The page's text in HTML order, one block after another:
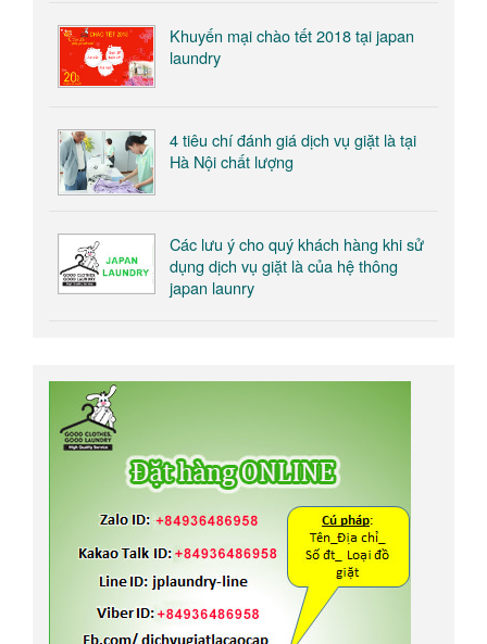
Khuyến mại chào tết 2018 tại japan
laundry
4 tiêu chí đánh giá dịch vụ giặt là tại
Hà Nội chất lượng
Các lưu ý cho quý khách hàng khi sử
dụng dịch vụ giặt là của hệ thông
japan launry